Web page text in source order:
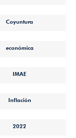
Coyuntura
económica
IMAE
Inflación
2022